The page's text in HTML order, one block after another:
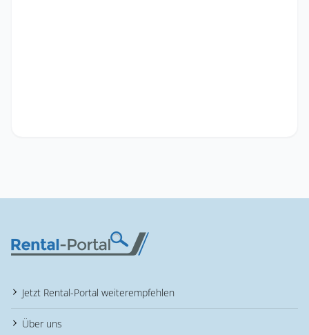
Jetzt Rental-Portal weiterempfehlen
Über uns